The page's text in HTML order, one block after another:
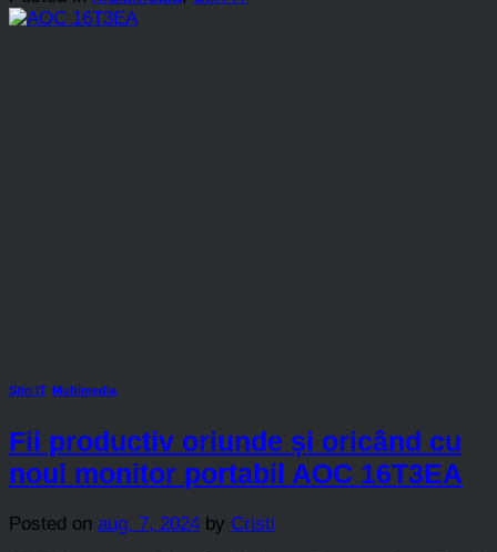
Stiri IT, Multimedia
Fii productiv oriunde și oricând cu
noul monitor portabil AOC 16T3EA
Posted on aug. 7, 2024 by Cristi